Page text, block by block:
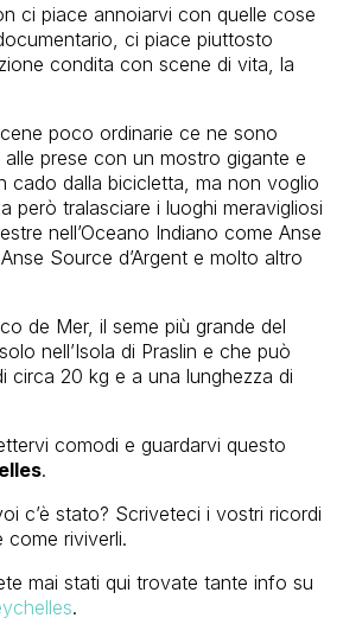
ci piace annoiarvi con quelle cose
ci piace piuttosto
condita con scene di vita, la
poco ordinarie ce ne sono
prese con un mostro gigante e
cado dalla bicicletta, ma non voglio
però tralasciare i luoghi meravigliosi
nell’Oceano Indiano come Anse
Source d’Argent e molto altro
de Mer, il seme più grande del
nell’Isola di Praslin e che può
circa 20 kg e a una lunghezza di
comodi e guardarvi questo
.
c’è stato? Scriveteci i vostri ricordi
come riviverli.
mai stati qui trovate tante info su
.